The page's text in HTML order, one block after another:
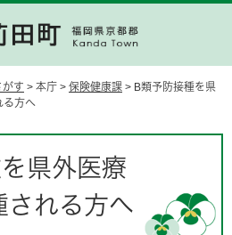
す > 本庁 > 保険健康課 > B類予防接種を県
る方へ
県外医療
される方へ